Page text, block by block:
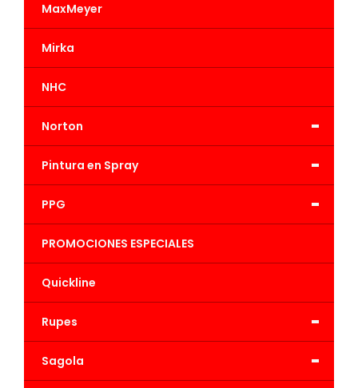
MaxMeyer
Mirka
NHC
-
Norton
-
Pintura en Spray
-
PPG
PROMOCIONES ESPECIALES
Quickline
-
Rupes
-
Sagola